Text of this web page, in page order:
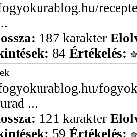
187 karakter
84 Értékelés:
...
121 karakter
59 Értékelés: